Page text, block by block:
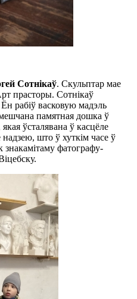
Сотнікаў. Скульптар мае
прасторы. Сотнікаў
рабіў васковую мадэль
памятная дошка ў
ўсталявана ў касцёле
што ў хуткім часе ў
знакамітаму фатографу-